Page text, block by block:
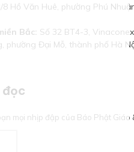
8 Hồ Văn Huê, phường Phú
Bắc: Số 32 BT4-3,
phường Đại Mỗ, thành phố Hà
đọc
mọi nhịp đập của Báo Phật Giáo